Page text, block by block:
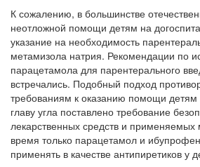
К сожалению, в большинстве
неотложной помощи детям на
указание на необходимость
метамизола натрия. Рекомендации по
парацетамола для парентерального
встречались. Подобный подход
требованиям к оказанию помощи детям
главу угла поставлено требование
лекарственных средств и
время только парацетамол и
применять в качестве антипиретиков у